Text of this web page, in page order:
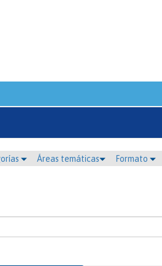
Áreas temáticas Formato